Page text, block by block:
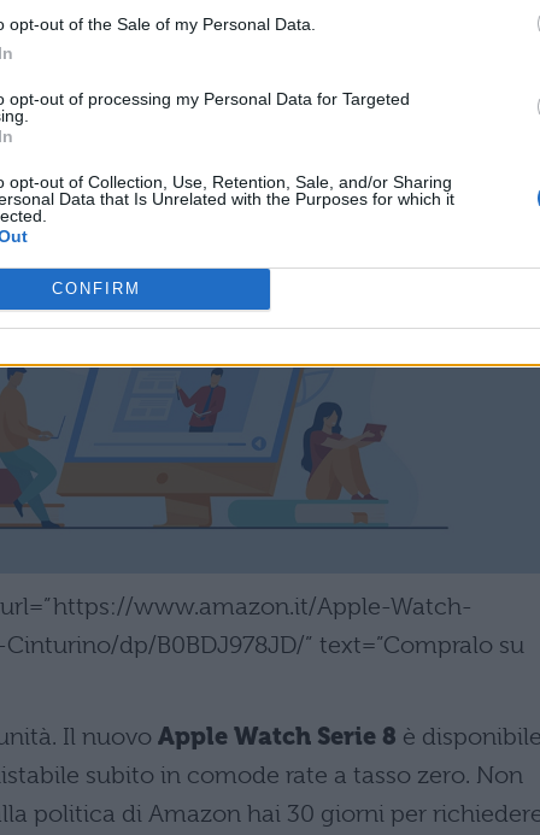
opt-out of the Sale of my Personal Data.
opt-out of processing my Personal Data for Targeted
opt-out of Collection, Use, Retention, Sale, and/or Sharing
Data that Is Unrelated with the Purposes for which it
CONFIRM
con parametri ancora più evoluti e nuovi modi
funzioni waypoint e “Torna sui tuoi passi”;
www.amazon.it/Apple-Watch-
dp/B0BDJ978JD/” text=”Compralo su
Il nuovo Apple Watch Serie 8 è
subito in comode rate a tasso zero. Non
politica di Amazon hai 30 giorni per